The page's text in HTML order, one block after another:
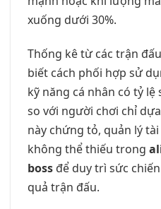
xuống dưới 30%.
Thống kê từ các trận
biết cách phối hợp sử
kỹ năng cá nhân có tỷ lệ
so với người chơi chỉ
này chứng tỏ, quản lý
không thể thiếu trong
boss để duy trì sức
quả trận đấu.